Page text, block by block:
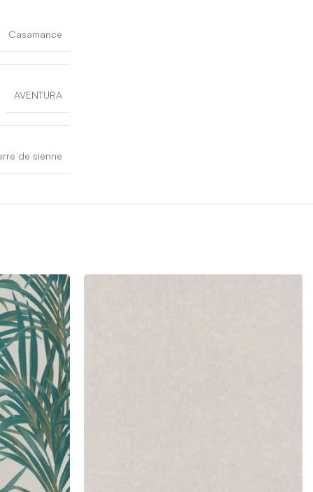
Casamance
AVENTURA
de sienne